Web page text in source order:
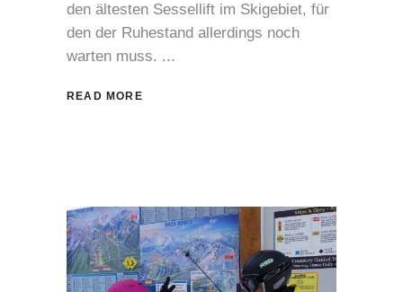
den ältesten Sessellift im Skigebiet, für
den der Ruhestand allerdings noch
warten muss.
READ MORE